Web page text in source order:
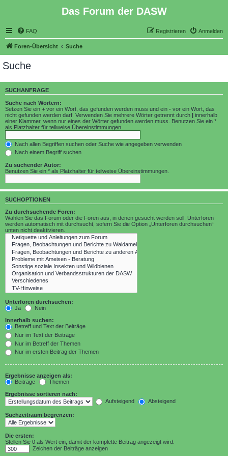
Das Forum der DASW
FAQ Anmelden
Registrieren
Foren-Übersicht Suche
Suche
SUCHANFRAGE
Suche nach Wörtern:
Setzen Sie ein + vor ein Wort, das gefunden werden muss und ein - vor ein Wort, das
nicht gefunden werden darf. Verwenden Sie mehrere Wörter getrennt durch | innerhalb
einer Klammer, wenn nur eines der Wörter gefunden werden muss. Benutzen Sie ein *
als Platzhalter für teilweise Übereinstimmungen.
Nach allen Begriffen suchen oder Suche wie angegeben verwenden
Nach einem Begriff suchen
Zu suchender Autor:
Benutzen Sie ein * als Platzhalter für teilweise Übereinstimmungen.
SUCHOPTIONEN
Zu durchsuchende Foren:
Wählen Sie das Forum oder die Foren aus, in denen gesucht werden soll. Unterforen
werden automatisch mit durchsucht, sofern Sie die Option „Unterforen durchsuchen“
unten nicht deaktivieren.
Unterforen durchsuchen:
Ja
Nein
Innerhalb suchen:
Betreff und Text der Beiträge
Nur im Text der Beiträge
Nur im Betreff der Themen
Nur im ersten Beitrag der Themen
Ergebnisse anzeigen als:
Beiträge
Themen
Ergebnisse sortieren nach:
Aufsteigend
Absteigend
Suchzeitraum begrenzen:
Die ersten:
Stellen Sie 0 als Wert ein, damit der komplette Beitrag angezeigt wird.
Zeichen der Beiträge anzeigen